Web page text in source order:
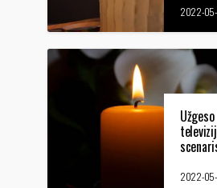
2022-
gyvybė
2022-